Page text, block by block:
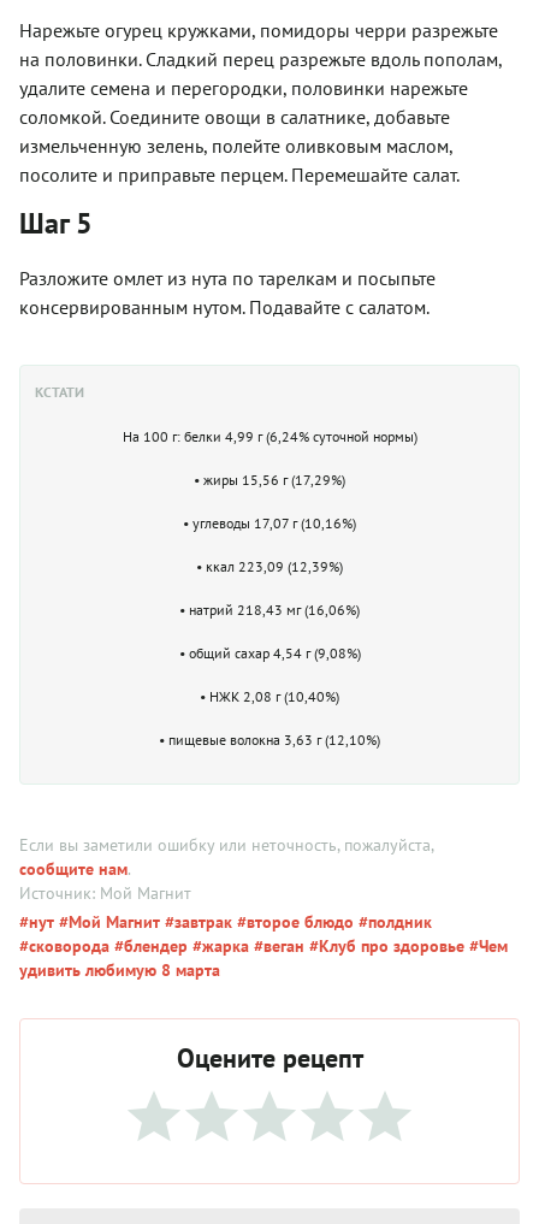
Нарежьте огурец кружками, помидоры черри разрежьте
на половинки. Сладкий перец разрежьте вдоль пополам,
удалите семена и перегородки, половинки нарежьте
соломкой. Соедините овощи в салатнике, добавьте
измельченную зелень, полейте оливковым маслом,
посолите и приправьте перцем. Перемешайте салат.
Шаг 5
Разложите омлет из нута по тарелкам и посыпьте
консервированным нутом. Подавайте с салатом.
КСТАТИ
На 100 г: белки 4,99 г (6,24% суточной нормы)
• жиры 15,56 г (17,29%)
• углеводы 17,07 г (10,16%)
• ккал 223,09 (12,39%)
• натрий 218,43 мг (16,06%)
• общий сахар 4,54 г (9,08%)
• НЖК 2,08 г (10,40%)
• пищевые волокна 3,63 г (12,10%)
Если вы заметили ошибку или неточность, пожалуйста,
сообщите нам.
Источник: Мой Магнит
#нут #Мой Магнит #завтрак #второе блюдо #полдник
#сковорода #блендер #жарка #веган #Клуб про здоровье #Чем
удивить любимую 8 марта
Оцените рецепт